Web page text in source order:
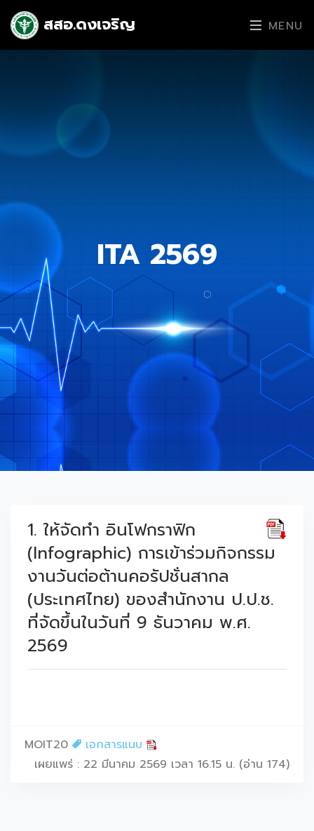
สสอ.ดงเจริญ MENU
ITA 2569
1. ให้จัดทำ อินโฟกราฟิก
(Infographic) การเข้าร่วมกิจกรรม
งานวันต่อต้านคอรัปชั่นสากล
(ประเทศไทย) ของสำนักงาน ป.ป.ช.
ที่จัดขึ้นในวันที่ 9 ธันวาคม พ.ศ.
2569
MOIT20
เอกสารแนบ
เผยแพร่ : 22 มีนาคม 2569 เวลา 16.15 น. (อ่าน 174)